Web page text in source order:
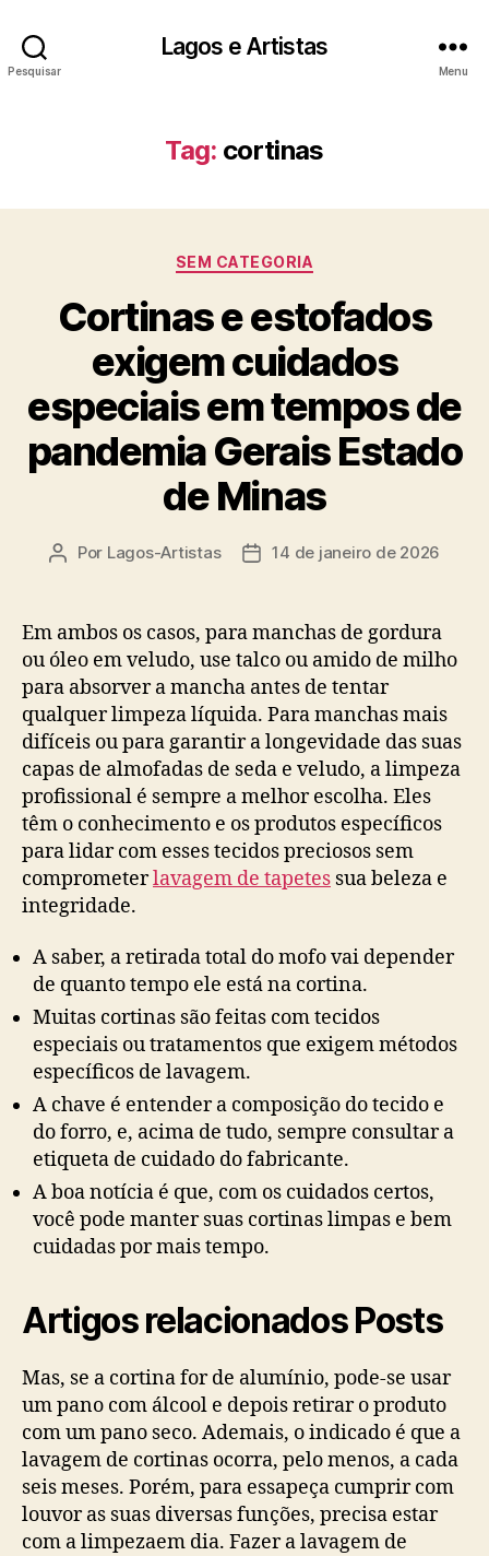
Pesquisar
Lagos e Artistas
Menu
Tag: cortinas
Categorias
SEM CATEGORIA
Cortinas e estofados
exigem cuidados
especiais em tempos de
pandemia Gerais Estado
de Minas
Autor
Por Lagos-Artistas
Data14 de janeiro de 2026
Em ambos os casos, para manchas de gordura
ou óleo em veludo, use talco ou amido de milho
para absorver a mancha antes de tentar
qualquer limpeza líquida. Para manchas mais
difíceis ou para garantir a longevidade das suas
capas de almofadas de seda e veludo, a limpeza
profissional é sempre a melhor escolha. Eles
têm o conhecimento e os produtos específicos
para lidar com esses tecidos preciosos sem
comprometerlavagem de tapetes sua beleza e
integridade.
A saber, a retirada total do mofo vai depender
de quanto tempo ele está na cortina.
Muitas cortinas são feitas com tecidos
especiais ou tratamentos que exigem métodos
específicos de lavagem.
A chave é entender a composição do tecido e
do forro, e, acima de tudo, sempre consultar a
etiqueta de cuidado do fabricante.
A boa notícia é que, com os cuidados certos,
você pode manter suas cortinas limpas e bem
cuidadas por mais tempo.
Artigos relacionados Posts
Mas, se a cortina for de alumínio, pode-se usar
um pano com álcool e depois retirar o produto
com um pano seco. Ademais, o indicado é que a
lavagem de cortinas ocorra, pelo menos, a cada
seis meses. Porém, para essapeça cumprir com
louvor as suas diversas funções, precisa estar
com a limpezaem dia. Fazer a lavagem de